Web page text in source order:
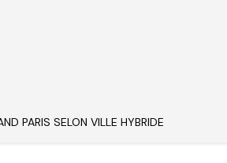
PARIS SELON VILLE HYBRIDE